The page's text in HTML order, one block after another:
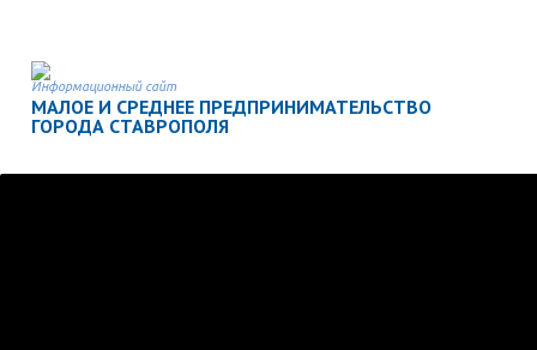
Информационный сайт
МАЛОЕ И СРЕДНЕЕ ПРЕДПРИНИМАТЕЛЬСТВО
ГОРОДА СТАВРОПОЛЯ